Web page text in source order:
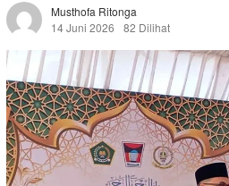
Musthofa Ritonga
14 Juni 2026
82 Dilihat